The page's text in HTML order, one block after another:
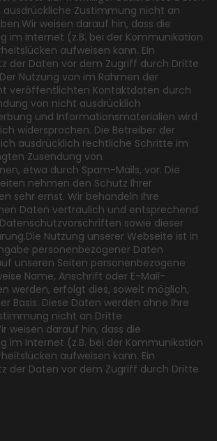
ausdrückliche Zustimmung nicht an
weisen darauf hin, dass die
im Internet (z.B. bei der Kommunikation
aufweisen kann. Ein
der Daten vor dem Zugriff durch Dritte
Nutzung von im Rahmen der
veröffentlichten Kontaktdaten durch
von nicht ausdrücklich
und Informationsmaterialien wird
widersprochen. Die Betreiber der
ausdrücklich rechtliche Schritte im
Zusendung von
etwa durch Spam-Mails, vor. Die
nehmen den Schutz Ihrer
sehr ernst. Wir behandeln Ihre
Daten vertraulich und entsprechend
sowie dieser
Nutzung unserer Webseite ist in
personenbezogener Daten
unseren Seiten personenbezogene
Name, Anschrift oder E-Mail-
werden, erfolgt dies, soweit möglich,
Basis. Diese Daten werden ohne Ihre
nicht an Dritte
weisen darauf hin, dass die
im Internet (z.B. bei der Kommunikation
aufweisen kann. Ein
der Daten vor dem Zugriff durch Dritte